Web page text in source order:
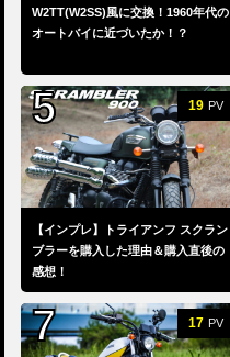
W2TT(W2SS)風に交換！1960年代の
オートバイに近づいたか！？
19 PV
【インプレ】トライアンフ スクラン
ブラーを購入した理由＆購入直後の
感想！
17 PV